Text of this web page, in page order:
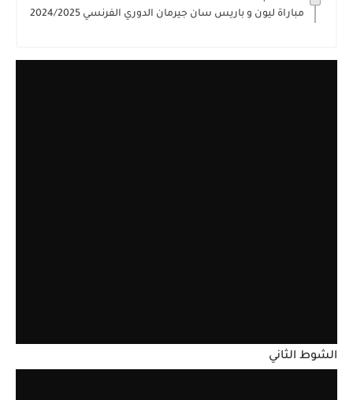
مباراة ليون و باريس سان جيرمان الدوري الفرنسي 2024/2025
الشوط الثاني